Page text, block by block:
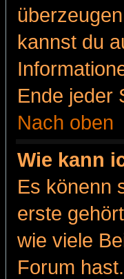
kannst du
Ende jeder
Nach oben
Wie kann
Es könenn
erste
wie viele
Forum